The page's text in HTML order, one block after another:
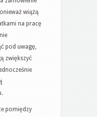
wiążą
na pracę
pod uwagę,
zwiększyć
pomiędzy